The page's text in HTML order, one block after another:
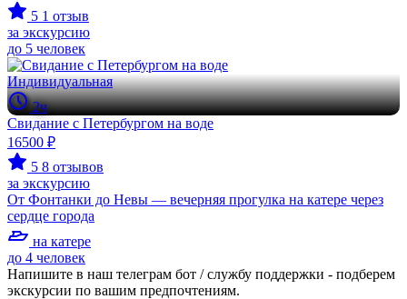
5 1 отзыв
за экскурсию
до 5 человек
Индивидуальная
2ч
Свидание с Петербургом на воде
16500 ₽
5 8 отзывов
за экскурсию
От Фонтанки до Невы — вечерняя прогулка на катере через
сердце города
на катере
до 4 человек
Напишите в наш телеграм бот / службу поддержки - подберем
экскурсии по вашим предпочтениям.